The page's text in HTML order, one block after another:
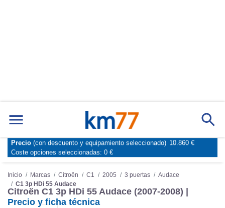
Marcas Comparador de coches
Inicio Marcas Citroën C1 2005 3 puertas
Audace
C1 3p HDi 55 Audace
Citroën C1 3p HDi 55 Audace (2007-2008) |
Precio y ficha técnica
Precio (con descuento y equipamiento seleccionado) 10.860 €
Coste opciones seleccionadas: 0 €